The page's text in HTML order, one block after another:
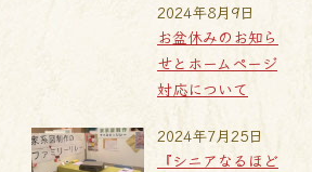
お盆休みのお知ら
せとホームページ
対応について
2024年8月9日
『シニアなるほど
2024年7月25日